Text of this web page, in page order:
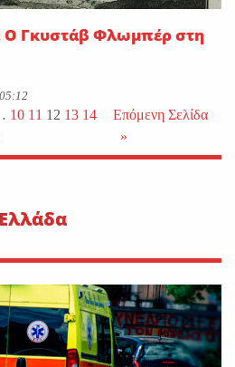
Ο Γκυστάβ Φλωμπέρ στη
10 11 12 13 14
Επόμενη Σελίδα
»
Ελλάδα